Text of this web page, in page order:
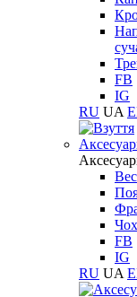
FB
IG
RU UA
FB
IG
RU UA